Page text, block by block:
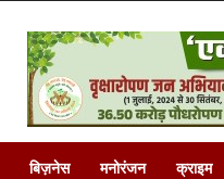
बिज़नेस मनोरंजन क्राइम